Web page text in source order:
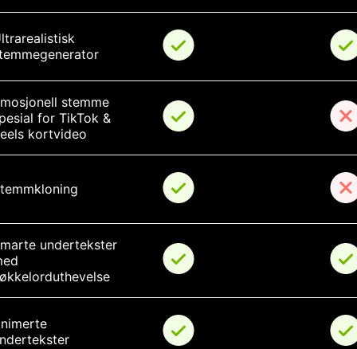
stemme
for TikTok &
kortvideo
undertekster